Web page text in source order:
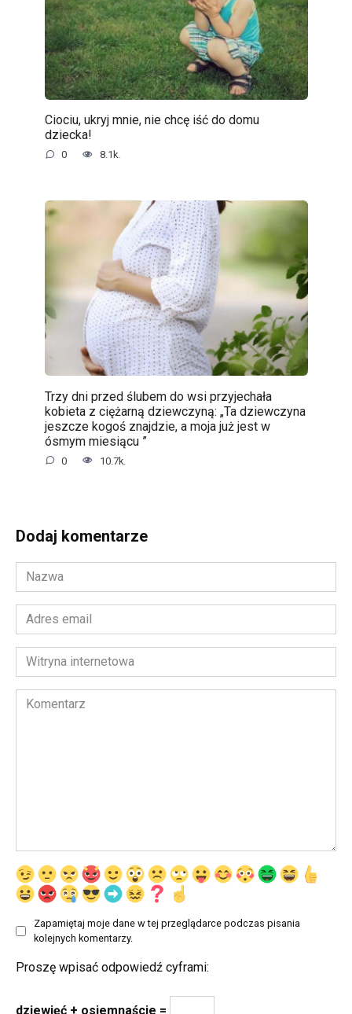
Ciociu, ukryj mnie, nie chcę iść do domu
dziecka!
0 8.1k.
Trzy dni przed ślubem do wsi przyjechała
kobieta z ciężarną dziewczyną: „Ta dziewczyna
jeszcze kogoś znajdzie, a moja już jest w
ósmym miesiącu ”
0 10.7k.
Dodaj komentarze
Nazwa
*
Adres
email
*Witryna
internetowa
Komentarz
Zapamiętaj moje dane w tej przeglądarce podczas pisania
kolejnych komentarzy.
Proszę wpisać odpowiedź cyframi:
dziewięć + osiemnaście =